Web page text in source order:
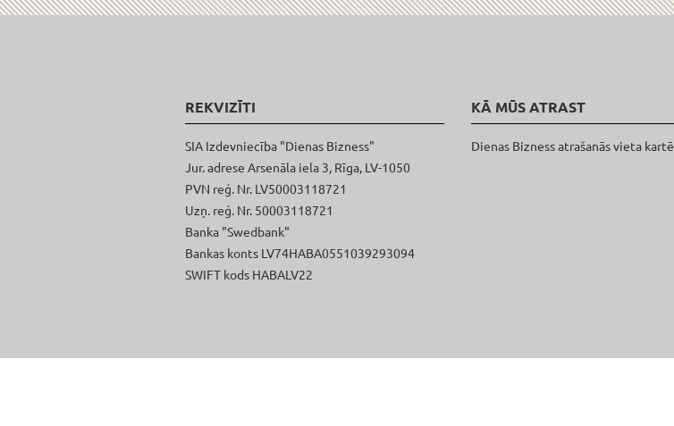
REKVIZĪTI
SIA Izdevniecība "Dienas Bizness"
Jur. adrese Arsenāla iela 3, Rīga, LV-1050
PVN reģ. Nr. LV50003118721
Uzņ. reģ. Nr. 50003118721
Banka "Swedbank"
Bankas konts LV74HABA0551039293094
SWIFT kods HABALV22
KĀ MŪS ATRAST
Dienas Bizness atrašanās vieta kartē